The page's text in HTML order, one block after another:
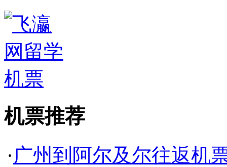
机票推荐
·广州到阿尔及尔往返机